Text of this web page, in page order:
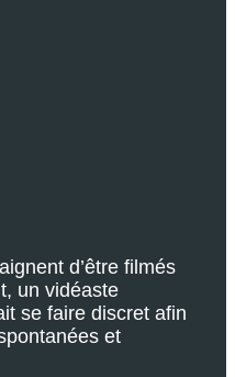
d’être filmés
un vidéaste
se faire discret afin
et